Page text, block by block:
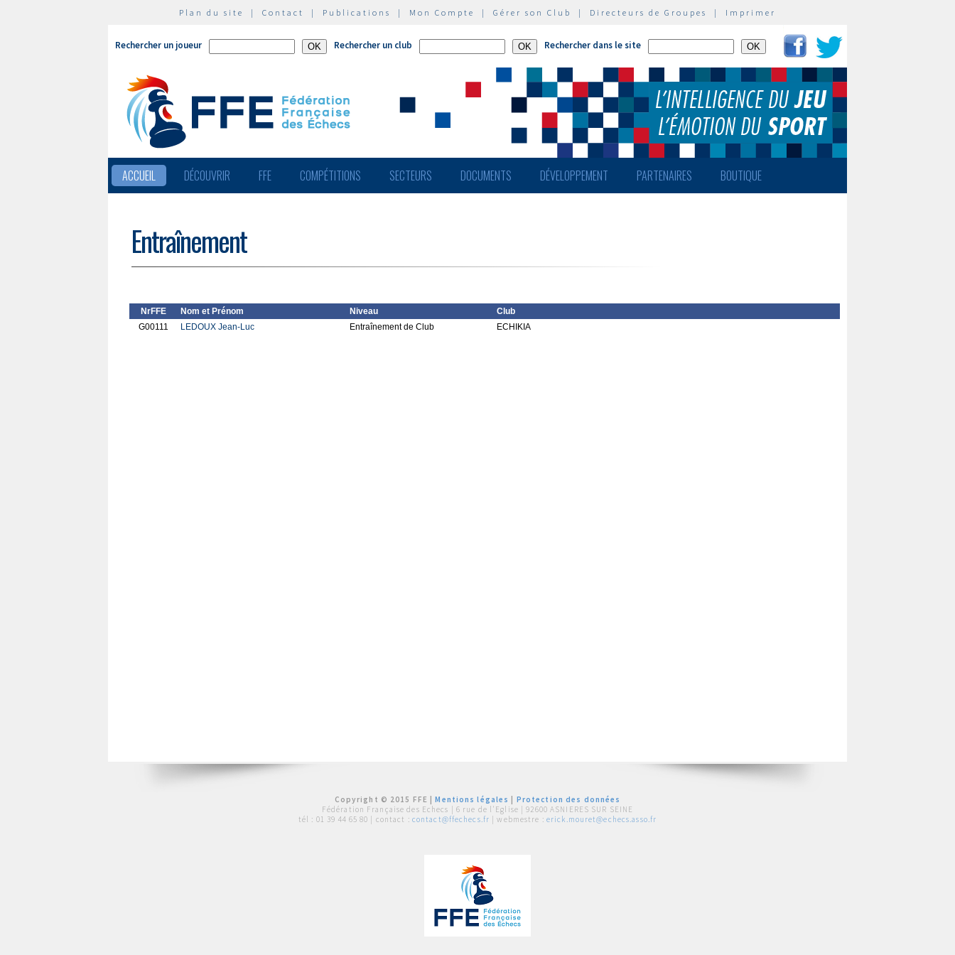
Plan du site | Contact | Publications | Mon Compte | Gérer son Club | Directeurs de Groupes | Imprimer
Rechercher un joueur Rechercher un club Rechercher dans le site
ACCUEIL DÉCOUVRIR FFE COMPÉTITIONS SECTEURS DOCUMENTS DÉVELOPPEMENT PARTENAIRES BOUTIQUE
Entraînement
NrFFE Nom et Prénom Niveau
Club
G00111
LEDOUX Jean-Luc Entraînement de Club ECHIKIA
Copyright © 2015 FFE |Mentions légales
Protection des données
Fédération Française des Echecs | 6 rue de l'Eglise | 92600 ASNIERES SUR SEINE
tél : 01 39 44 65 80 | contact : contact@ffechecs.fr | webmestre : erick.mouret@echecs.asso.fr